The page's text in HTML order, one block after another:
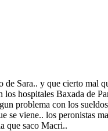
de Sara.. y que cierto mal
los hospitales Baxada de
problema con los
viene.. los peronistas
que saco Macri..